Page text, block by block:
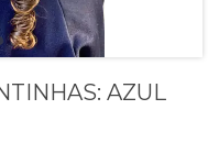
AZUL